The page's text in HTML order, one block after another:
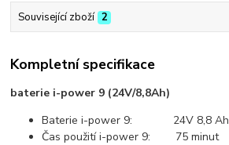
Související zboží 2
Kompletní specifikace
baterie i-power 9 (24V/8,8Ah)
Baterie i-power 9: 24V 8,8 Ah
Čas použití i-power 9: 75 minut